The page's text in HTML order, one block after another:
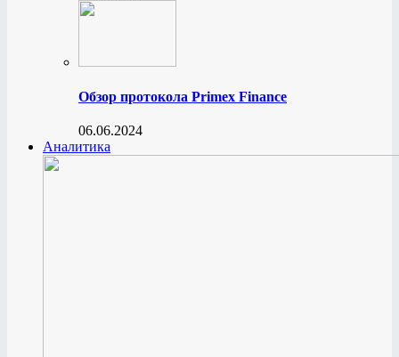
Обзор протокола Primex Finance
06.06.2024
Аналитика